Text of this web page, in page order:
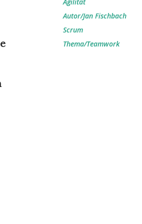
Autor/Jan Fischbach
Scrum
Thema/Teamwork